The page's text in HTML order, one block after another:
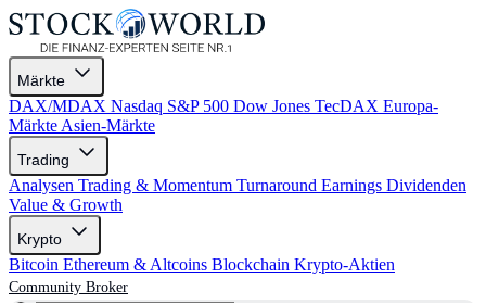
Märkte
DAX/MDAX Nasdaq S&P 500 Dow Jones TecDAX Europa-
Märkte Asien-Märkte
Trading
Analysen Trading & Momentum Turnaround Earnings Dividenden
Value & Growth
Krypto
Bitcoin Ethereum & Altcoins Blockchain Krypto-Aktien
Community Broker